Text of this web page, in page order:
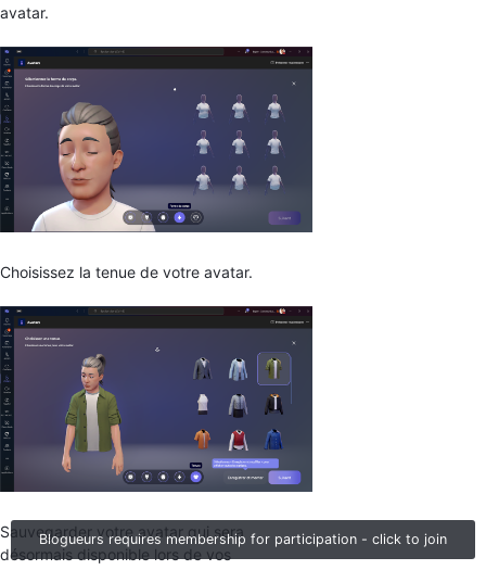
Blogueurs requires membership for participation - click to join
avatar.
Choisissez la tenue de votre avatar.
Sauvegarder votre avatar qui sera
désormais disponible lors de vos